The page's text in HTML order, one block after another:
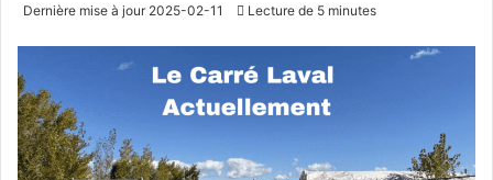
Dernière mise à jour 2025-02-11 Lecture de 5 minutes